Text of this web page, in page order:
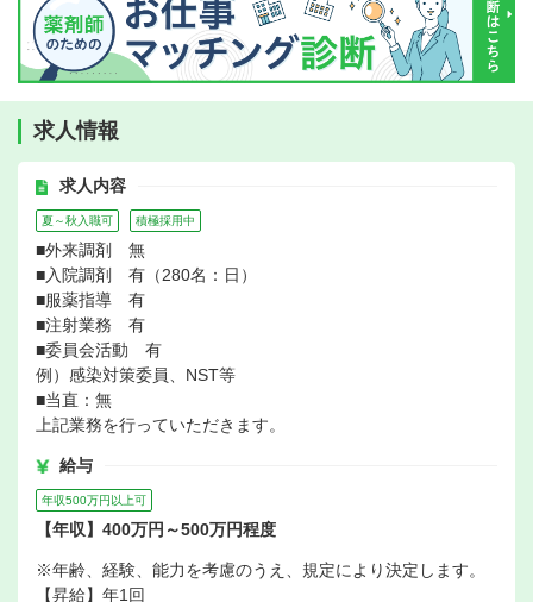
求人情報
求人内容
夏～秋入職可 積極採用中
■外来調剤 無
■入院調剤 有（280名：日）
■服薬指導 有
■注射業務 有
■委員会活動 有
例）感染対策委員、NST等
■当直：無
上記業務を行っていただきます。
給与
年収500万円以上可
【年収】400万円～500万円程度
※年齢、経験、能力を考慮のうえ、規定により決定します。
【昇給】年1回